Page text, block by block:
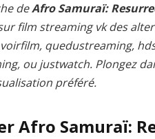
deAfro Samuraï:
film streaming vk des
quedustreaming,
ou justwatch. Plongez
préféré.
Afro Samuraï: